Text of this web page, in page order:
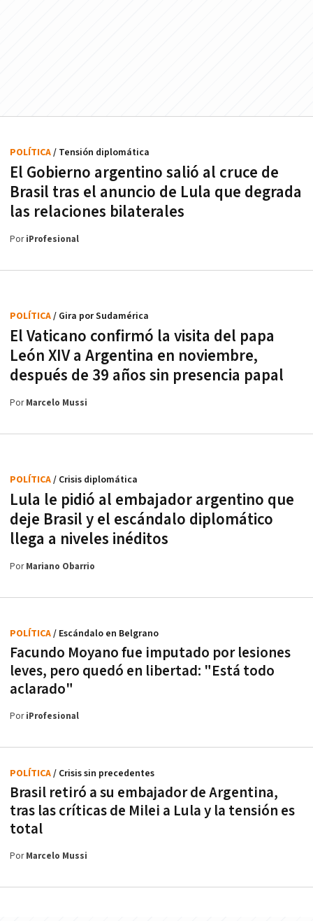
El Gobierno argentino salió al cruce de
Brasil tras el anuncio de Lula que degrada
las relaciones bilaterales
POLÍTICA/ Tensión diplomática
PoriProfesional
El Vaticano confirmó la visita del papa
León XIV a Argentina en noviembre,
después de 39 años sin presencia papal
POLÍTICA/ Gira por Sudamérica
PorMarcelo Mussi
Lula le pidió al embajador argentino que
deje Brasil y el escándalo diplomático
llega a niveles inéditos
POLÍTICA/ Crisis diplomática
PorMariano Obarrio
Facundo Moyano fue imputado por lesiones
leves, pero quedó en libertad: "Está todo
aclarado"
POLÍTICA/ Escándalo en Belgrano
PoriProfesional
Brasil retiró a su embajador de Argentina,
tras las críticas de Milei a Lula y la tensión es
total
POLÍTICA/ Crisis sin precedentes
PorMarcelo Mussi